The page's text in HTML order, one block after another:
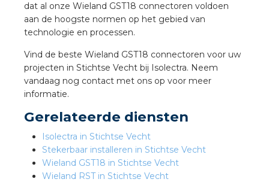
dat al onze Wieland GST18 connectoren voldoen
aan de hoogste normen op het gebied van
technologie en processen.
Vind de beste Wieland GST18 connectoren voor uw
projecten in Stichtse Vecht bij Isolectra. Neem
vandaag nog contact met ons op voor meer
informatie.
Gerelateerde diensten
Isolectra in Stichtse Vecht
Stekerbaar installeren in Stichtse Vecht
Wieland GST18 in Stichtse Vecht
Wieland RST in Stichtse Vecht
Academy